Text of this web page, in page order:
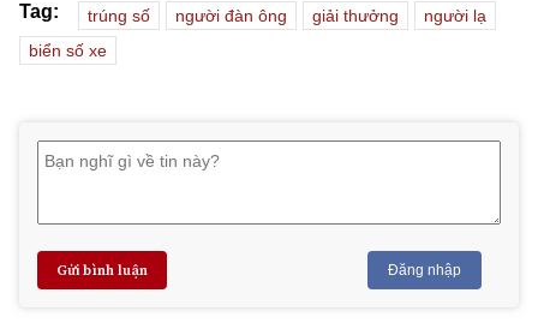
Tag: trúng số người đàn ông giải thưởng
người lạ
biển số xe
Gửi bình luận Đăng nhập